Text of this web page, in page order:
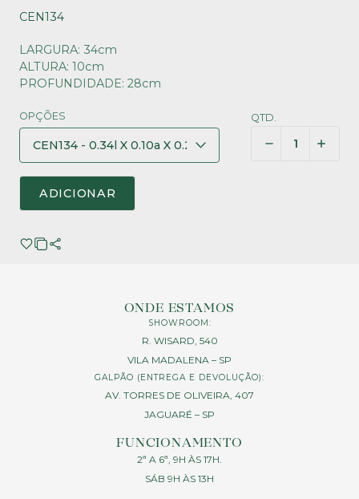
CEN134
LARGURA: 34cm
ALTURA: 10cm
PROFUNDIDADE: 28cm
OPÇÕES QTD.
ADICIONAR
ONDE ESTAMOS
SHOWROOM:
R. WISARD, 540
VILA MADALENA – SP
GALPÃO (ENTREGA E DEVOLUÇÃO):
AV. TORRES DE OLIVEIRA, 407
JAGUARÉ – SP
FUNCIONAMENTO
2ª A 6ª, 9H ÀS 17H.
SÁB 9H ÀS 13H